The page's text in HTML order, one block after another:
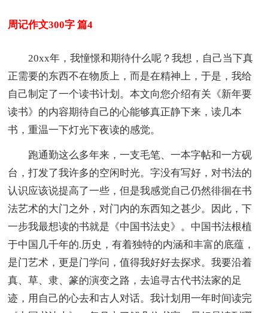
周记作文300字 篇4
20xx年，我憧憬和期待什么呢？我想，自己当下真
正需要的东西不在物质上，而是在精神上，于是，我给
自己制定了一个读书计划。本文向您介绍有关《新年要
读书》的内容期待自己的心能够真正静下来，读几本
书，重温一下灯光下夜读的感觉。
跑通勤这么多年来，一支毛笔、一本字帖和一方砚
台，打发了我许多的空闲时光。字没有写好，对书法的
认识应该说提高了一些，但是我感觉自己仍然徘徊在书
法艺术的大门之外，对门内的东西知之甚少。因此，下
一步我最想读的书就是《中国书法史》。中国书法根植
于中国几千年的.历史，有着独特的内涵和丰富的底蕴，
是门艺术，更是门学问，值得我好好去探求。我要沿着
真、草、隶、篆的演变之路，去追寻古代书法家的足
迹，用自己的心去和古人对话。我计划用一年时间读完